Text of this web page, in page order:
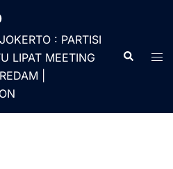
: PARTISI
LIPAT MEETING
|
Cari